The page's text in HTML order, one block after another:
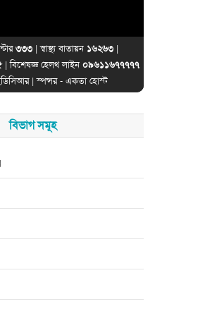
৩৩৩ | স্বাস্থ্য বাতায়ন ১৬২৬৩ |
| বিশেষজ্ঞ হেলথ লাইন০৯৬১১৬৭৭৭৭৭
| স্পন্সর - একতা হোস্ট
বিভাগ সমূহ